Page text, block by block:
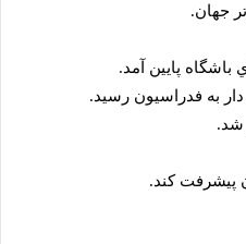
جهان.
باشگاه پايين آمد.
به فدراسيون رسيد.
شد.
كند.